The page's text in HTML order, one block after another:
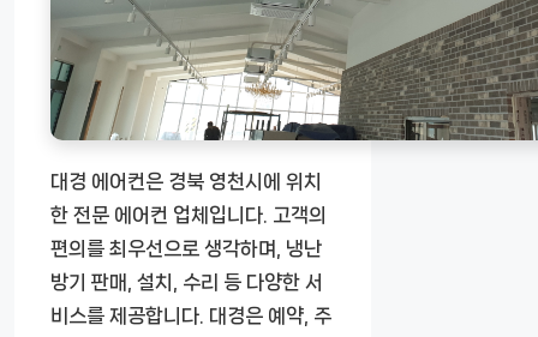
대경 에어컨은 경북 영천시에 위치
한 전문 에어컨 업체입니다. 고객의
편의를 최우선으로 생각하며, 냉난
방기 판매, 설치, 수리 등 다양한 서
비스를 제공합니다. 대경은 예약, 주